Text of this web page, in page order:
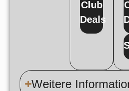
Club
Deals
Weitere